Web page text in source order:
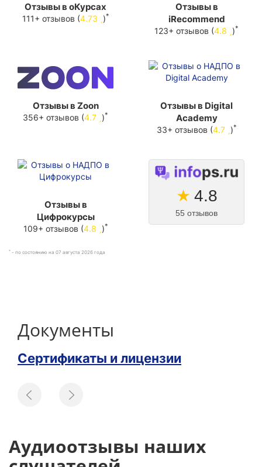
Отзывы в оКурсах
111+ отзывов (4.73 )*
Отзывы в
iRecommend
123+ отзывов (4.8 )*
Отзывы в Zoon
356+ отзывов (4.7 )*
Отзывы в Digital
Academy
33+ отзывов (4.7 )*
Отзывы в
Цифрокурсы
109+ отзывов (4.8 )*
★ 4.8
55 отзывов
* - по состоянию на 07 августа 2026 года
Документы
Сертификаты и лицензии
Аудиоотзывы наших